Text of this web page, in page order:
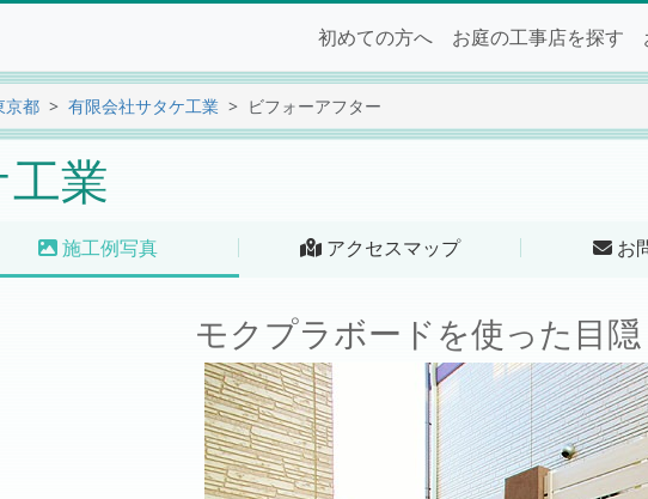
初めての方へ お庭の工事店を探す
京都 有限会社サタケ工業 ビフォーアフター
業
施工例写真 アクセスマップ お
モクプラボードを使った目